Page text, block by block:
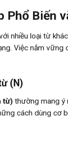
Phổ Biến
nhiều loại từ
Việc nắm
(N)
từ) thường mang ý
cách dùng cơ